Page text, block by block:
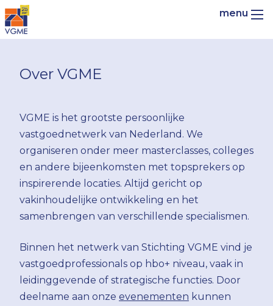
Over VGME
VGME is het grootste persoonlijke
vastgoednetwerk van Nederland. We
organiseren onder meer masterclasses, colleges
en andere bijeenkomsten met topsprekers op
inspirerende locaties. Altijd gericht op
vakinhoudelijke ontwikkeling en het
samenbrengen van verschillende specialismen.
Binnen het netwerk van Stichting VGME vind je
vastgoedprofessionals op hbo+ niveau, vaak in
leidinggevende of strategische functies. Door
deelname aan onze evenementen kunnen